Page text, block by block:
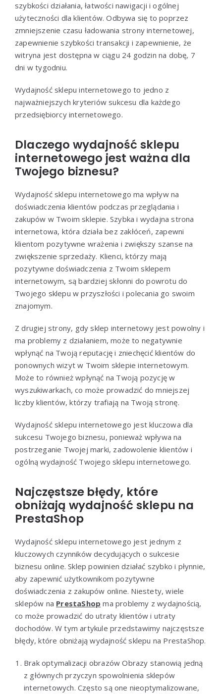
szybkości działania, łatwości nawigacji i ogólnej
użyteczności dla klientów. Odbywa się to poprzez
zmniejszenie czasu ładowania strony internetowej,
zapewnienie szybkości transakcji i zapewnienie, że
witryna jest dostępna w ciągu 24 godzin na dobę, 7
dni w tygodniu.
Wydajność sklepu internetowego to jedno z
najważniejszych kryteriów sukcesu dla każdego
przedsiębiorcy internetowego.
Dlaczego wydajność sklepu
internetowego jest ważna dla
Twojego biznesu?
Wydajność sklepu internetowego ma wpływ na
doświadczenia klientów podczas przeglądania i
zakupów w Twoim sklepie. Szybka i wydajna strona
internetowa, która działa bez zakłóceń, zapewni
klientom pozytywne wrażenia i zwiększy szanse na
zwiększenie sprzedaży. Klienci, którzy mają
pozytywne doświadczenia z Twoim sklepem
internetowym, są bardziej skłonni do powrotu do
Twojego sklepu w przyszłości i polecania go swoim
znajomym.
Z drugiej strony, gdy sklep internetowy jest powolny i
ma problemy z działaniem, może to negatywnie
wpłynąć na Twoją reputację i zniechęcić klientów do
ponownych wizyt w Twoim sklepie internetowym.
Może to również wpłynąć na Twoją pozycję w
wyszukiwarkach, co może prowadzić do mniejszej
liczby klientów, którzy trafiają na Twoją stronę.
Wydajność sklepu internetowego jest kluczowa dla
sukcesu Twojego biznesu, ponieważ wpływa na
postrzeganie Twojej marki, zadowolenie klientów i
ogólną wydajność Twojego sklepu internetowego.
Najczęstsze błędy, które
obniżają wydajność sklepu na
PrestaShop
Wydajność sklepu internetowego jest jednym z
kluczowych czynników decydujących o sukcesie
biznesu online. Sklep powinien działać szybko i płynnie,
aby zapewnić użytkownikom pozytywne
doświadczenia z zakupów online. Niestety, wiele
sklepów na PrestaShop ma problemy z wydajnością,
co może prowadzić do utraty klientów i utraty
dochodów. W tym artykule przedstawimy najczęstsze
błędy, które obniżają wydajność sklepu na PrestaShop.
Brak optymalizacji obrazów Obrazy stanowią jedną
z głównych przyczyn spowolnienia sklepów
internetowych. Często są one nieoptymalizowane,